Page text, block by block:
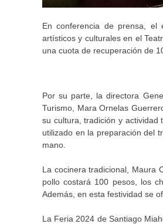
En conferencia de prensa, el
artísticos y culturales en el
una cuota de recuperación de
Por su parte, la directora
Turismo, Mara Ornelas
su cultura, tradición y actividad
utilizado en la preparación del
mano.
La cocinera tradicional, Maura
pollo costará 100 pesos, los
Además, en esta festividad se
La Feria 2024 de Santiago